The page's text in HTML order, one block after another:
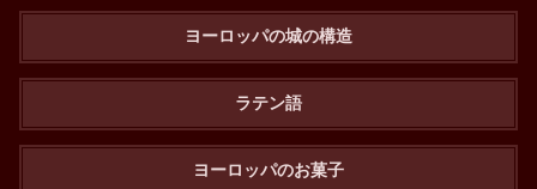
ヨーロッパの城の構造
ラテン語
ヨーロッパのお菓子